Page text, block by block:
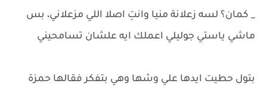
_ كمان؟ لسه زعلانة منيا وانتِ اصلا اللي مزعلاني، بس
ماشي ياستي جوليلي اعملك ايه علشان تسامحيني
بتول حطيت ايدها علي وشها وهي بتفكر فقالها حمزة